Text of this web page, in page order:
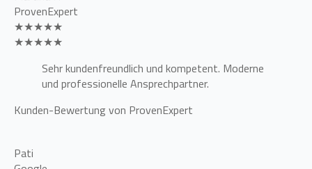
ProvenExpert
★★★★★
★★★★★
Sehr kundenfreundlich und kompetent. Moderne
und professionelle Ansprechpartner.
Kunden-Bewertung von ProvenExpert
Pati